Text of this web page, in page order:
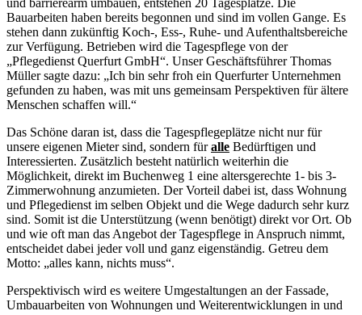
Bauarbeiten haben bereits begonnen und sind im vollen Gange. Es
stehen dann zukünftig Koch-, Ess-, Ruhe- und Aufenthaltsbereiche
zur Verfügung. Betrieben wird die Tagespflege von der
„Pflegedienst Querfurt GmbH“. Unser Geschäftsführer Thomas
Müller sagte dazu: „Ich bin sehr froh ein Querfurter Unternehmen
gefunden zu haben, was mit uns gemeinsam Perspektiven für ältere
Menschen schaffen will.“
Das Schöne daran ist, dass die Tagespflegeplätze nicht nur für
unsere eigenen Mieter sind, sondern füralle Bedürftigen und
Interessierten. Zusätzlich besteht natürlich weiterhin die
Möglichkeit, direkt im Buchenweg 1 eine altersgerechte 1- bis 3-
Zimmerwohnung anzumieten. Der Vorteil dabei ist, dass Wohnung
und Pflegedienst im selben Objekt und die Wege dadurch sehr kurz
sind. Somit ist die Unterstützung (wenn benötigt) direkt vor Ort. Ob
und wie oft man das Angebot der Tagespflege in Anspruch nimmt,
entscheidet dabei jeder voll und ganz eigenständig. Getreu dem
Motto: „alles kann, nichts muss“.
Perspektivisch wird es weitere Umgestaltungen an der Fassade,
Umbauarbeiten von Wohnungen und Weiterentwicklungen in und